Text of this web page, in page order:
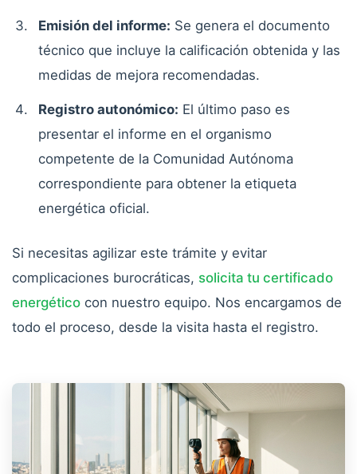
Emisión del informe: Se genera el documento
técnico que incluye la calificación obtenida y las
medidas de mejora recomendadas.
Registro autonómico: El último paso es
presentar el informe en el organismo
competente de la Comunidad Autónoma
correspondiente para obtener la etiqueta
energética oficial.
Si necesitas agilizar este trámite y evitar
complicaciones burocráticas, solicita tu certificado
energético con nuestro equipo. Nos encargamos de
todo el proceso, desde la visita hasta el registro.